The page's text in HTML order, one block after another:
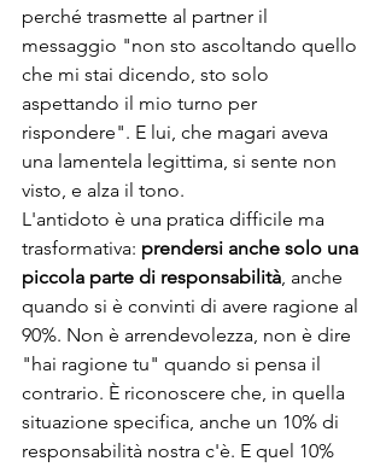
perché trasmette al partner il
messaggio "non sto ascoltando quello
che mi stai dicendo, sto solo
aspettando il mio turno per
rispondere". E lui, che magari aveva
una lamentela legittima, si sente non
visto, e alza il tono.
L'antidoto è una pratica difficile ma
trasformativa: prendersi anche solo una
piccola parte di responsabilità, anche
quando si è convinti di avere ragione al
90%. Non è arrendevolezza, non è dire
"hai ragione tu" quando si pensa il
contrario. È riconoscere che, in quella
situazione specifica, anche un 10% di
responsabilità nostra c'è. E quel 10%